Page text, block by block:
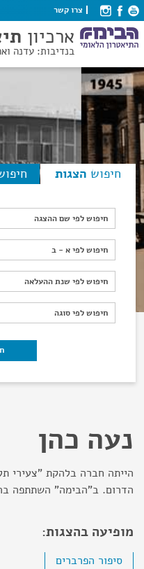
צרו קשר
ארכיון
בנדיבות: עדנה
חיפוש הצגות
חיפוש לפי שם ההצגה
חיפוש לפי א - ב
חיפוש לפי א - ב
חיפוש לפי שנת ההעלאה
חיפוש לפי שנת ההעלאה
חיפוש לפי סוגה
חיפוש לפי סוגה
נעה כהן
הייתה חברה בלהקת "צעירי
הדרום. ב"הבימה" השתתפה
מופיעה בהצגות:
סיפור הפרברים